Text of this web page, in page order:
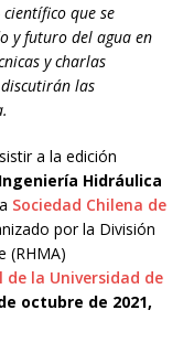
que se
y futuro del agua en
y charlas
las
a la edición
Hidráulica
Sociedad Chilena de
por la División
(RHMA)
la Universidad de
octubre de 2021,